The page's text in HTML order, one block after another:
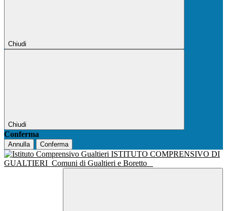
Chiudi
Chiudi
Conferma
Annulla Conferma
ISTITUTO COMPRENSIVO DI
GUALTIERI Comuni di Gualtieri e Boretto